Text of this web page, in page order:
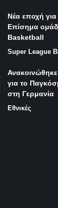
Νέα εποχή
Επίσημα
Basketball
Super League
για το
στη Γερμανία
Εθνικές